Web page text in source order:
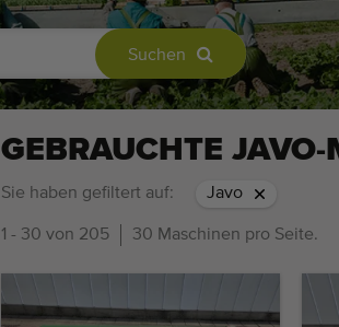
Suchen
GEBRAUCHTE JAVO-
Sie haben gefiltert auf: Javo
1 - 30 von 205 30 Maschinen pro Seite.